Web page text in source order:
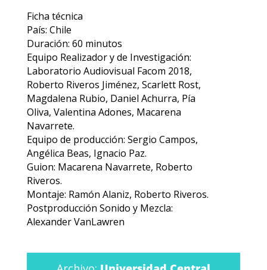
Ficha técnica
País: Chile
Duración: 60 minutos
Equipo Realizador y de Investigación:
Laboratorio Audiovisual Facom 2018,
Roberto Riveros Jiménez, Scarlett Rost,
Magdalena Rubio, Daniel Achurra, Pía
Oliva, Valentina Adones, Macarena
Navarrete.
Equipo de producción: Sergio Campos,
Angélica Beas, Ignacio Paz.
Guion: Macarena Navarrete, Roberto
Riveros.
Montaje: Ramón Alaniz, Roberto Riveros.
Postproducción Sonido y Mezcla:
Alexander VanLawren